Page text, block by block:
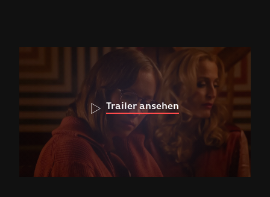
Trailer ansehen